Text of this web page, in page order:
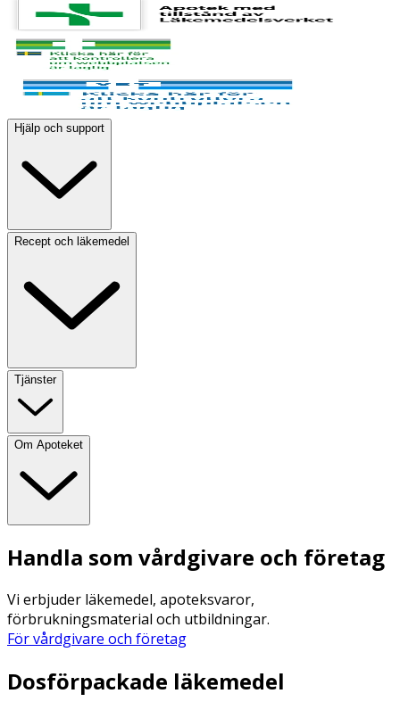
Hjälp och support
Recept och läkemedel
Tjänster
Om Apoteket
Handla som vårdgivare och företag
Vi erbjuder läkemedel, apoteksvaror,
förbrukningsmaterial och utbildningar.
För vårdgivare och företag
Dosförpackade läkemedel